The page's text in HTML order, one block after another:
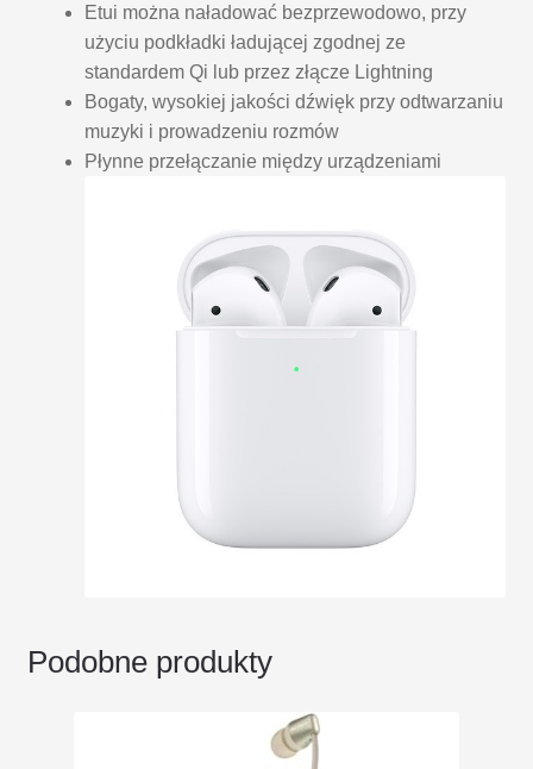
Etui można naładować bezprzewodowo, przy
użyciu podkładki ładującej zgodnej ze
standardem Qi lub przez złącze Lightning
Bogaty, wysokiej jakości dźwięk przy odtwarzaniu
muzyki i prowadzeniu rozmów
Płynne przełączanie między urządzeniami
Podobne produkty